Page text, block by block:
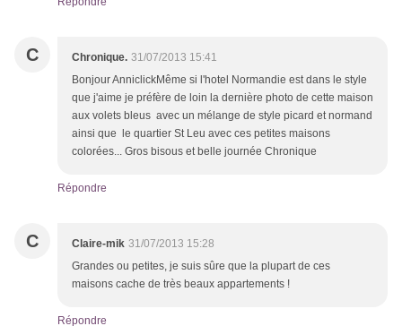
C Chronique. 31/07/2013 15:41
Bonjour AnniclickMême si l'hotel Normandie est dans le style
que j'aime je préfère de loin la dernière photo de cette maison
aux volets bleus avec un mélange de style picard et normand
ainsi que le quartier St Leu avec ces petites maisons
colorées... Gros bisous et belle journée Chronique
Répondre
C Claire-mik 31/07/2013 15:28
Grandes ou petites, je suis sûre que la plupart de ces
maisons cache de très beaux appartements !
Répondre